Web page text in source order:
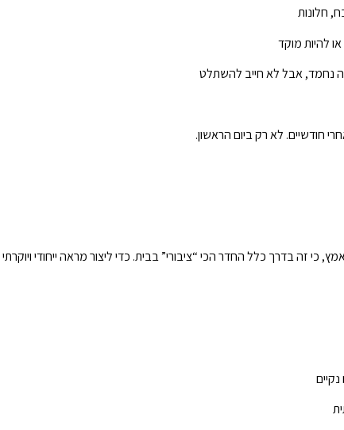
חלונות
להיות מוקד
חודשיים. לא רק ביום הראשון.
כי זה בדרך כלל החדר הכי “ציבורי” בבית. כדי ליצור מראה ייחודי